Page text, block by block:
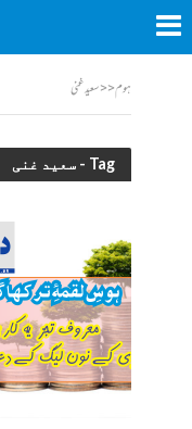
ہوم<<سعید غنی
Tag - سعید غنی